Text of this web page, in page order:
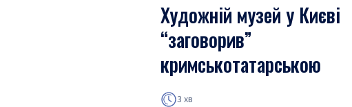
Художній музей у Києві
“заговорив”
кримськотатарською
3 хв